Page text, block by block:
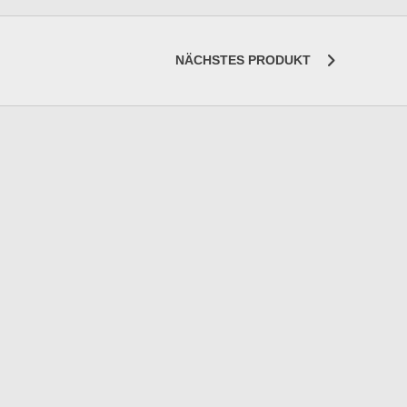
NÄCHSTES PRODUKT